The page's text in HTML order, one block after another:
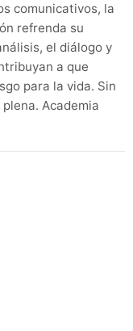
comunicativos, la
refrenda su
el diálogo y
a que
para la vida. Sin
Academia